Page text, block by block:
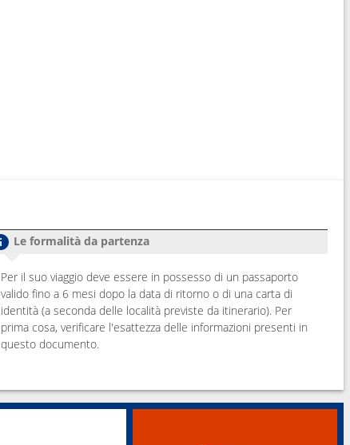
Le formalità da partenza
Per il suo viaggio deve essere in possesso di un passaporto
valido fino a 6 mesi dopo la data di ritorno o di una carta di
identità (a seconda delle località previste da itinerario). Per
prima cosa, verificare l'esattezza delle informazioni presenti in
questo documento.